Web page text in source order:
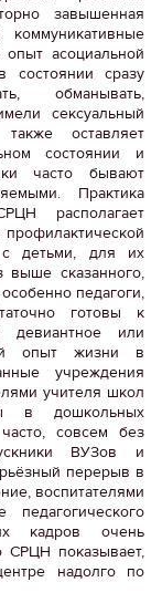
завышенная
асоциальной
сразу
обманывать,
сексуальный
оставляет
состоянии и
часто бывают
Практика
располагает
с детьми, для их
выше сказанного,
педагоги,
готовы к
девиантное или
опыт жизни в
учреждения
учителя школ
в дошкольных
совсем без
ВУЗов и
перерыв в
воспитателями
кадров очень
СРЦН показывает,
надолго по